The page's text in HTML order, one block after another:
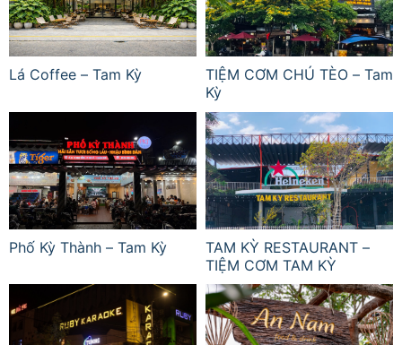
Lá Coffee – Tam Kỳ
TIỆM CƠM CHÚ TÈO – Tam
Kỳ
Phố Kỳ Thành – Tam Kỳ
TAM KỲ RESTAURANT –
TIỆM CƠM TAM KỲ